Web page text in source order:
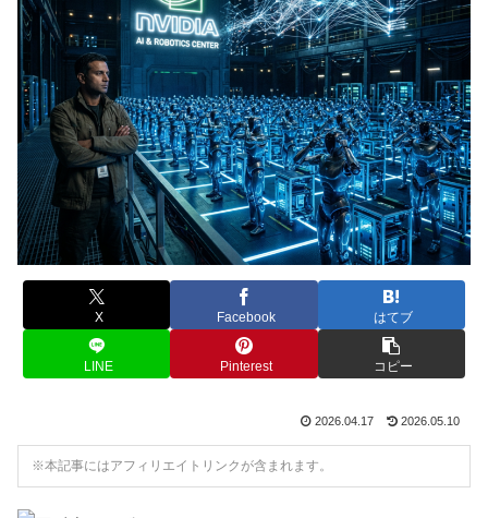
X Facebook はてブ
LINE Pinterest コピー
2026.04.17 2026.05.10
※本記事にはアフィリエイトリンクが含まれます。